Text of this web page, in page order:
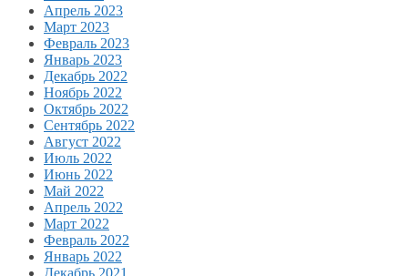
Апрель 2023
Март 2023
Февраль 2023
Январь 2023
Декабрь 2022
Ноябрь 2022
Октябрь 2022
Сентябрь 2022
Август 2022
Июль 2022
Июнь 2022
Май 2022
Апрель 2022
Март 2022
Февраль 2022
Январь 2022
Декабрь 2021